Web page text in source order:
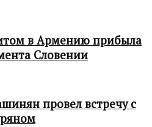
в Армению прибыла
Словении
провел встречу с